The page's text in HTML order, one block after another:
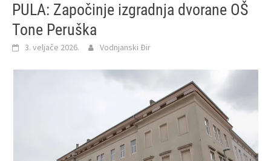
PULA: Započinje izgradnja dvorane OŠ
Tone Peruška
3. veljače 2026. Vodnjanski Đir